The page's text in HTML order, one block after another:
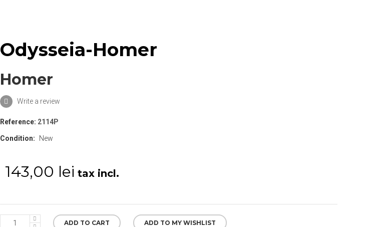
Odysseia-Homer
Homer
Write a review
Reference: 2114P
Condition: New
143,00 lei tax incl.
ADD TO CART ADD TO MY WISHLIST